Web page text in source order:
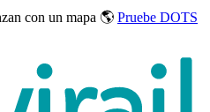
con un mapa 🌎 Pruebe DOTS